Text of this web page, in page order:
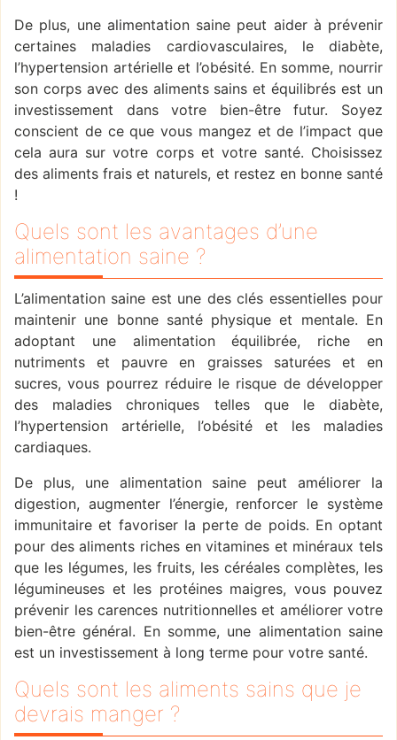
De plus, une alimentation saine peut aider à prévenir
certaines maladies cardiovasculaires, le diabète,
l’hypertension artérielle et l’obésité. En somme, nourrir
son corps avec des aliments sains et équilibrés est un
investissement dans votre bien-être futur. Soyez
conscient de ce que vous mangez et de l’impact que
cela aura sur votre corps et votre santé. Choisissez
des aliments frais et naturels, et restez en bonne santé
!
Quels sont les avantages d’une
alimentation saine ?
L’alimentation saine est une des clés essentielles pour
maintenir une bonne santé physique et mentale. En
adoptant une alimentation équilibrée, riche en
nutriments et pauvre en graisses saturées et en
sucres, vous pourrez réduire le risque de développer
des maladies chroniques telles que le diabète,
l’hypertension artérielle, l’obésité et les maladies
cardiaques.
De plus, une alimentation saine peut améliorer la
digestion, augmenter l’énergie, renforcer le système
immunitaire et favoriser la perte de poids. En optant
pour des aliments riches en vitamines et minéraux tels
que les légumes, les fruits, les céréales complètes, les
légumineuses et les protéines maigres, vous pouvez
prévenir les carences nutritionnelles et améliorer votre
bien-être général. En somme, une alimentation saine
est un investissement à long terme pour votre santé.
Quels sont les aliments sains que je
devrais manger ?